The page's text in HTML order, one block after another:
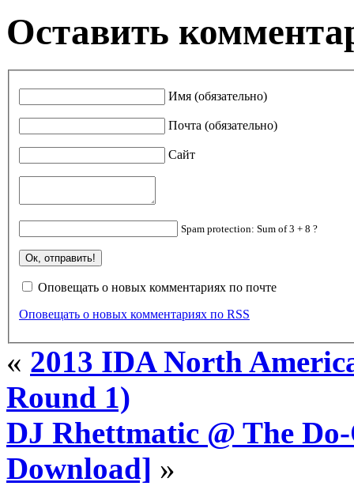
Оставить
Имя (обязательно)
Почта (обязательно)
Сайт
Spam protection: Sum of 3 + 8 ?
Оповещать о новых комментариях по почте
Оповещать о новых комментариях по RSS
« 2013 IDA North
Round 1)
DJ Rhettmatic @ The
Download] »